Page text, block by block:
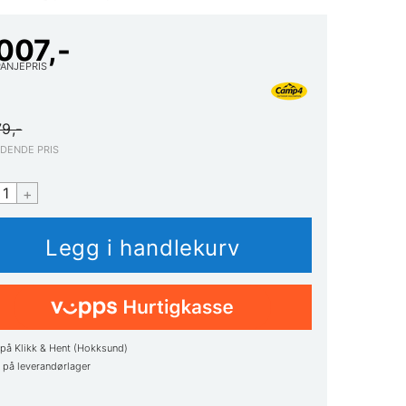
PRIS
+
på Klikk & Hent (Hokksund)
på leverandørlager